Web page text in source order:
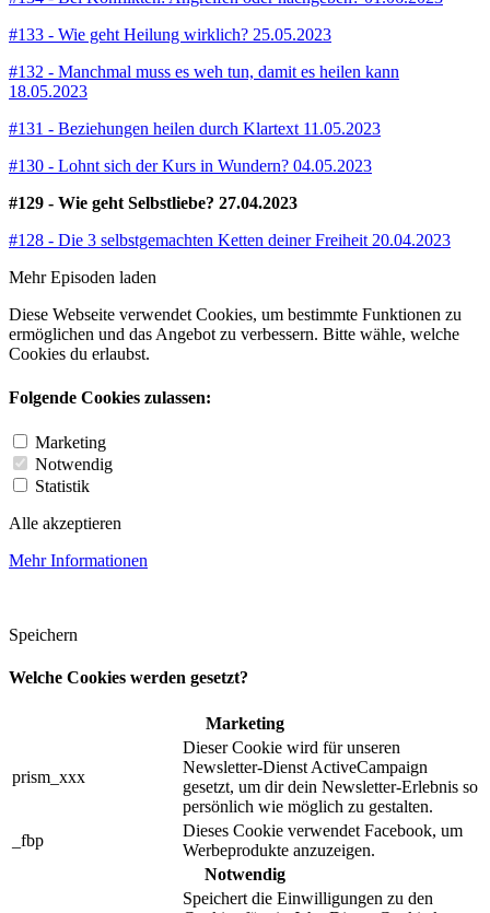
#133 - Wie geht Heilung wirklich? 25.05.2023
#132 - Manchmal muss es weh tun, damit es heilen kann
18.05.2023
#131 - Beziehungen heilen durch Klartext 11.05.2023
#130 - Lohnt sich der Kurs in Wundern? 04.05.2023
#129 - Wie geht Selbstliebe? 27.04.2023
#128 - Die 3 selbstgemachten Ketten deiner Freiheit20.04.2023
Mehr Episoden laden
Diese Webseite verwendet Cookies, um bestimmte Funktionen zu
ermöglichen und das Angebot zu verbessern. Bitte wähle, welche
Cookies du erlaubst.
Folgende Cookies zulassen:
Marketing
Notwendig
Statistik
Alle akzeptieren
Mehr Informationen
Speichern
Welche Cookies werden gesetzt?
Marketing
prism_xxx
Dieser Cookie wird für unseren
Newsletter-Dienst ActiveCampaign
gesetzt, um dir dein Newsletter-Erlebnis so
persönlich wie möglich zu gestalten.
_fbp
Dieses Cookie verwendet Facebook, um
Werbeprodukte anzuzeigen.
Notwendig
Speichert die Einwilligungen zu den